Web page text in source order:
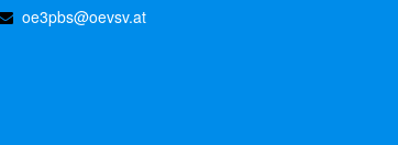
oe3pbs@oevsv.at